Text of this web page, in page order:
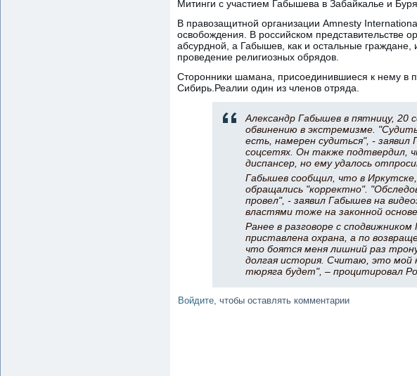
Митинги с участием Габышева в Забайкалье и
В правозащитной организации Amnesty
освобождения. В российском представительстве
абсурдной, а Габышев, как и остальные граждане,
проведение религиозных обрядов.
Сторонники шамана, присоединившиеся к нему в
Сибирь.Реалии один из членов отряда.
Александр Габышев в пятницу, 20
обвинению в экстремизме.
есть, намерен судиться", - заявил
соцсетях. Он также подтвердил,
диспансер, но ему удалось
Габышев сообщил, что в Иркутске,
обращались "корректно".
провел", - заявил Габышев на
властями тоже на законной
Ранее в разговоре с
приставлена охрана, а по
что боятся меня лишний раз
долгая история. Считаю, это мой
тюряга будет", – процитировал
Войдите , чтобы оставлять комментарии